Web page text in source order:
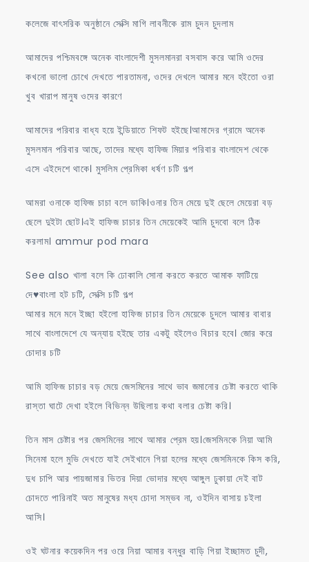
কলেজে বাৎসরিক অনুষ্ঠানে সেক্সি মাগি লাবনীকে রাম চুদন চুদলাম
আমাদের পশ্চিমবঙ্গে অনেক বাংলাদেশী মুসলমানরা বসবাস করে আমি ওদের
কখনো ভালো চোখে দেখতে পারতামনা, ওদের দেখলে আমার মনে হইতো ওরা
খুব খারাপ মানুষ ওদের কারণে
আমাদের পরিবার বাধ্য হয়ে ইন্ডিয়াতে শিফট হইছে।আমাদের গ্রামে অনেক
মুসলমান পরিবার আছে, তাদের মধ্যে হাফিজ মিয়ার পরিবার বাংলাদেশ থেকে
এসে এইদেশে থাকে। মুসলিম প্রেমিকা ধর্ষণ চটি গল্প
আমরা ওনাকে হাফিজ চাচা বলে ডাকি।ওনার তিন মেয়ে দুই ছেলে মেয়েরা বড়
ছেলে দুইটা ছোট।এই হাফিজ চাচার তিন মেয়েকেই আমি চুদবো বলে ঠিক
করলাম। ammur pod mara
See also খালা বলে কি ঢোকালি সোনা করতে করতে আমাক ফাটিয়ে
দে♥বাংলা হট চটি, সেক্সি চটি গল্প
আমার মনে মনে ইচ্ছা হইলো হাফিজ চাচার তিন মেয়েকে চুদলে আমার বাবার
সাথে বাংলাদেশে যে অন্যায় হইছে তার একটু হইলেও বিচার হবে। জোর করে
চোদার চটি
আমি হাফিজ চাচার বড় মেয়ে জেসমিনের সাথে ভাব জমানোর চেষ্টা করতে থাকি
রাস্তা ঘাটে দেখা হইলে বিভিন্ন উছিলায় কথা বলার চেষ্টা করি।
তিন মাস চেষ্টার পর জেসমিনের সাথে আমার প্রেম হয়।জেসমিনকে নিয়া আমি
সিনেমা হলে মুভি দেখতে যাই সেইখানে গিয়া হলের মধ্যে জেসমিনকে কিস করি,
দুধ চাপি আর পায়জামার ভিতর দিয়া ভোদার মধ্যে আঙ্গুল ঢুকায়া দেই বাট
চোদতে পারিনাই অত মানুষের মধ্য চোদা সম্ভব না, ওইদিন বাসায় চইলা
আসি।
ওই ঘটনার কয়েকদিন পর ওরে নিয়া আমার বন্ধুর বাড়ি গিয়া ইচ্ছামত চুদী,